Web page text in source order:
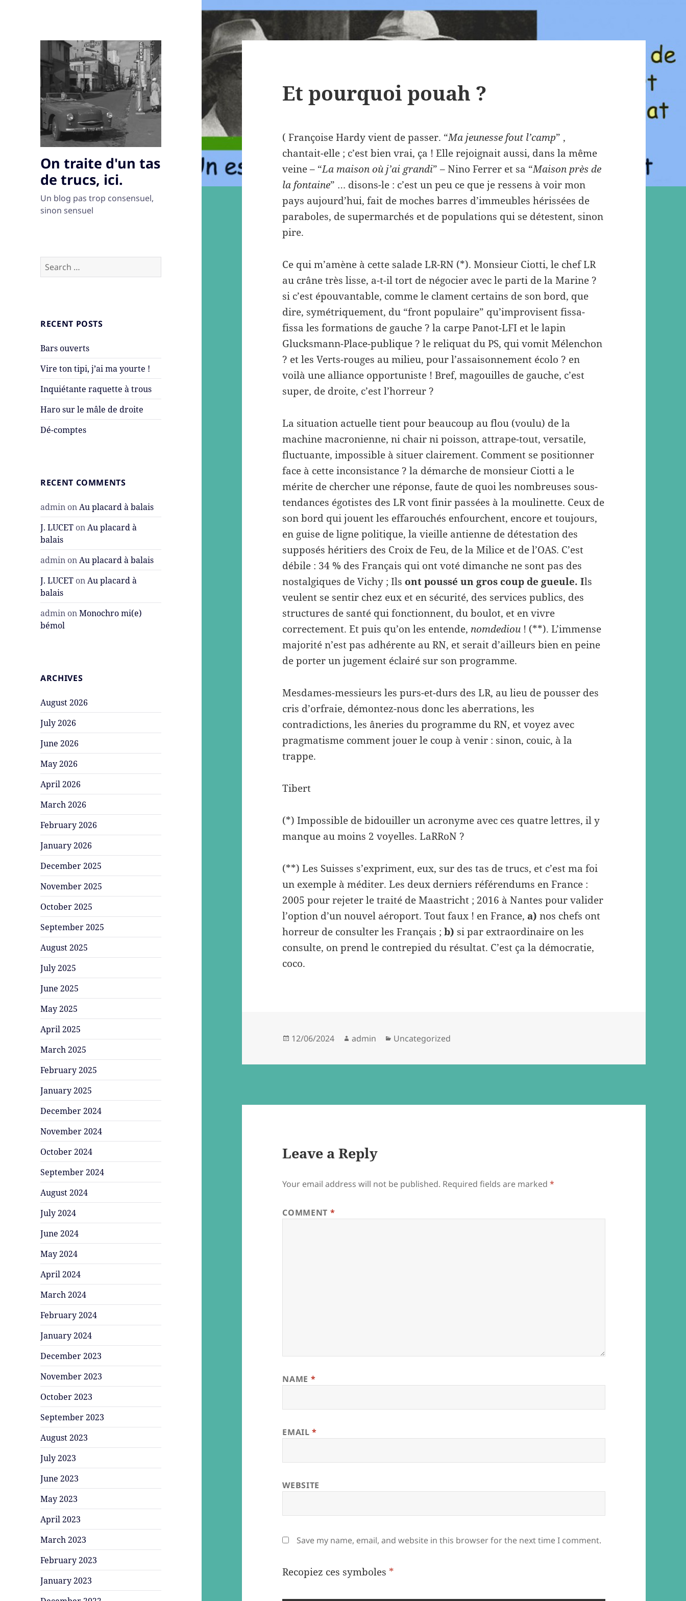
On traite d'un tas
de trucs, ici.
Un blog pas trop consensuel,
sinon sensuel
Search
for:
RECENT POSTS
Bars ouverts
Vire ton tipi, j’ai ma yourte !
Inquiétante raquette à trous
Haro sur le mâle de droite
Dé-comptes
RECENT COMMENTS
admin onAu placard à balais
J. LUCET onAu placard à
balais
admin onAu placard à balais
J. LUCET onAu placard à
balais
admin onMonochro mi(e)
bémol
ARCHIVES
August 2026
July 2026
June 2026
May 2026
April 2026
March 2026
February 2026
January 2026
December 2025
November 2025
October 2025
September 2025
August 2025
July 2025
June 2025
May 2025
April 2025
March 2025
February 2025
January 2025
December 2024
November 2024
October 2024
September 2024
August 2024
July 2024
June 2024
May 2024
April 2024
March 2024
February 2024
January 2024
December 2023
November 2023
October 2023
September 2023
August 2023
July 2023
June 2023
May 2023
April 2023
March 2023
February 2023
January 2023
Et pourquoi pouah ?
( Françoise Hardy vient de passer. “Ma jeunesse fout l’camp” ,
chantait-elle ; c’est bien vrai, ça ! Elle rejoignait aussi, dans la même
veine – “La maison où j’ai grandi” – Nino Ferrer et sa “Maison près de
la fontaine” … disons-le : c’est un peu ce que je ressens à voir mon
pays aujourd’hui, fait de moches barres d’immeubles hérissées de
paraboles, de supermarchés et de populations qui se détestent, sinon
pire.
Ce qui m’amène à cette salade LR-RN (*). Monsieur Ciotti, le chef LR
au crâne très lisse, a-t-il tort de négocier avec le parti de la Marine ?
si c’est épouvantable, comme le clament certains de son bord, que
dire, symétriquement, du “front populaire” qu’improvisent fissa-
fissa les formations de gauche ? la carpe Panot-LFI et le lapin
Glucksmann-Place-publique ? le reliquat du PS, qui vomit Mélenchon
? et les Verts-rouges au milieu, pour l’assaisonnement écolo ? en
voilà une alliance opportuniste ! Bref, magouilles de gauche, c’est
super, de droite, c’est l’horreur ?
La situation actuelle tient pour beaucoup au flou (voulu) de la
machine macronienne, ni chair ni poisson, attrape-tout, versatile,
fluctuante, impossible à situer clairement. Comment se positionner
face à cette inconsistance ? la démarche de monsieur Ciotti a le
mérite de chercher une réponse, faute de quoi les nombreuses sous-
tendances égotistes des LR vont finir passées à la moulinette. Ceux de
son bord qui jouent les effarouchés enfourchent, encore et toujours,
en guise de ligne politique, la vieille antienne de détestation des
supposés héritiers des Croix de Feu, de la Milice et de l’OAS. C’est
débile : 34 % des Français qui ont voté dimanche ne sont pas des
nostalgiques de Vichy ; Ils ont poussé un gros coup de gueule. Ils
veulent se sentir chez eux et en sécurité, des services publics, des
structures de santé qui fonctionnent, du boulot, et en vivre
correctement. Et puis qu’on les entende, nomdediou ! (**). L’immense
majorité n’est pas adhérente au RN, et serait d’ailleurs bien en peine
de porter un jugement éclairé sur son programme.
Mesdames-messieurs les purs-et-durs des LR, au lieu de pousser des
cris d’orfraie, démontez-nous donc les aberrations, les
contradictions, les âneries du programme du RN, et voyez avec
pragmatisme comment jouer le coup à venir : sinon, couic, à la
trappe.
Tibert
(*) Impossible de bidouiller un acronyme avec ces quatre lettres, il y
manque au moins 2 voyelles. LaRRoN ?
(**) Les Suisses s’expriment, eux, sur des tas de trucs, et c’est ma foi
un exemple à méditer. Les deux derniers référendums en France :
2005 pour rejeter le traité de Maastricht ; 2016 à Nantes pour valider
l’option d’un nouvel aéroport. Tout faux ! en France, a) nos chefs ont
horreur de consulter les Français ;b) si par extraordinaire on les
consulte, on prend le contrepied du résultat. C’est ça la démocratie,
coco.
Posted
12/06/2024 Author
admin Categories
Uncategorized
Leave a Reply
Your email address will not be published. Required fields are marked*
COMMENT *
NAME *
EMAIL*
WEBSITE
Save my name, email, and website in this browser for the next time I comment.
Recopiez ces symboles *